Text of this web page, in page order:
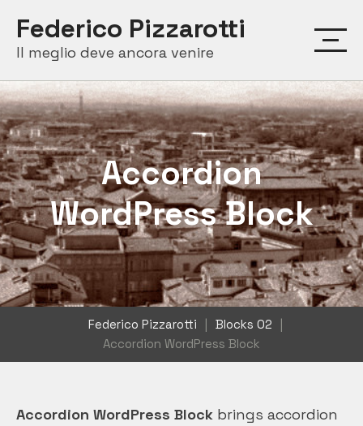
content
Federico Pizzarotti
Il meglio deve ancora venire
Accordion
WordPress Block
Federico Pizzarotti | Blocks 02
|
Accordion WordPress Block
Accordion WordPress Block brings accordion